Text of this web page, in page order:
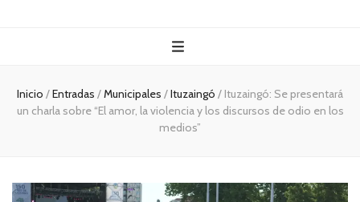
Todo es
(rosca)
política
Inicio /Entradas /Municipales /Ituzaingó / Ituzaingó: Se presentará
un charla sobre “El amor, la violencia y los discursos de odio en los
medios”